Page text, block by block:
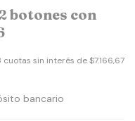
botones con
cuotas sin interés de$7.166,67
bancario